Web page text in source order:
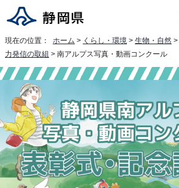
現在の位置： ホーム > くらし・環境 > 生物・自然 >
力発信の取組 > 南アルプス写真・動画コンクール